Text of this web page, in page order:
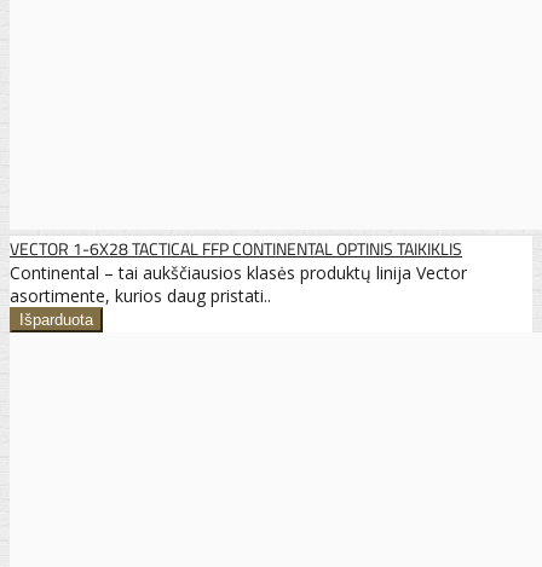
VECTOR 1-6X28 TACTICAL FFP CONTINENTAL OPTINIS TAIKIKLIS
Continental – tai aukščiausios klasės produktų linija Vector
asortimente, kurios daug pristati..